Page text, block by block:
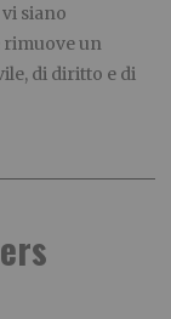
siano
rimuove un
di diritto e di